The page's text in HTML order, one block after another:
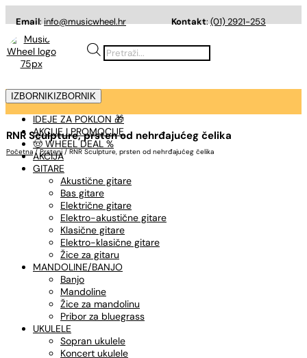
Email:info@musicwheel.hr Kontakt:(01) 2921-253
Products
search
IZBORNIK IZBORNIK
IDEJE ZA POKLON 🎁
AKCIJE I PROMOCIJE
🤠 WHEEL DEAL %
AKCIJA
GITARE
Akustične gitare
Bas gitare
Električne gitare
Elektro-akustične gitare
Klasične gitare
Elektro-klasične gitare
Žice za gitaru
MANDOLINE/BANJO
Banjo
Mandoline
Žice za mandolinu
Pribor za bluegrass
UKULELE
Sopran ukulele
Koncert ukulele
RNR Sculpture, prsten od nehrđajućeg čelika
Početna / Prsteni / RNR Sculpture, prsten od nehrđajućeg čelika